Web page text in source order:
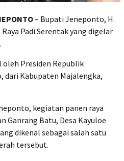
– Bupati Jeneponto, H.
Padi Serentak yang digelar
oleh Presiden Republik
dari Kabupaten Majalengka,
kegiatan panen raya
Ganrang Batu, Desa Kayuloe
dikenal sebagai salah satu
tersebut.